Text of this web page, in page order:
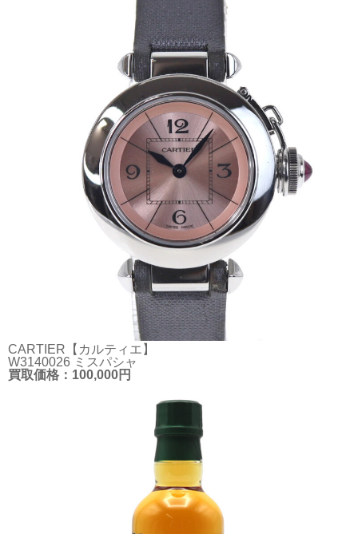
CARTIER【カルティエ】
W3140026 ミスパシャ
買取価格：100,000円